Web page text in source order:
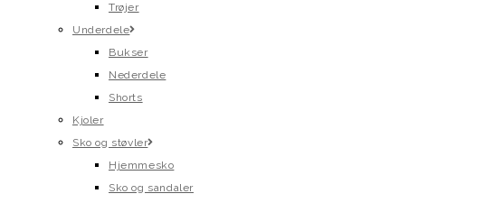
Trøjer
Underdele
Bukser
Nederdele
Shorts
Kjoler
Sko og støvler
Hjemmesko
Sko og sandaler